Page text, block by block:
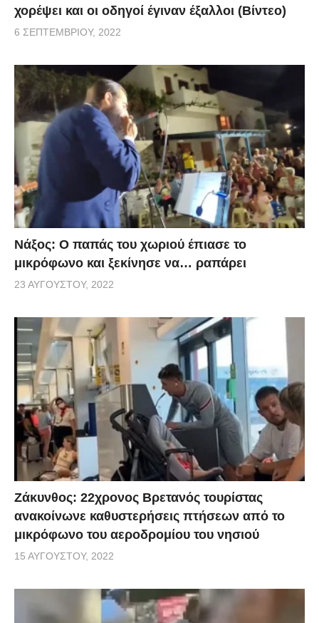
χορέψει και οι οδηγοί έγιναν έξαλλοι (Βίντεο)
6 ΣΕΠΤΕΜΒΡΊΟΥ, 2022
Νάξος: Ο παπάς του χωριού έπιασε το
μικρόφωνο και ξεκίνησε να… ραπάρει
23 ΑΥΓΟΎΣΤΟΥ, 2022
Ζάκυνθος: 22χρονος Βρετανός τουρίστας
ανακοίνωνε καθυστερήσεις πτήσεων από το
μικρόφωνο του αεροδρομίου του νησιού
15 ΑΥΓΟΎΣΤΟΥ, 2022